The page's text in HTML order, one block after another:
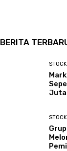
BERITA
Juta